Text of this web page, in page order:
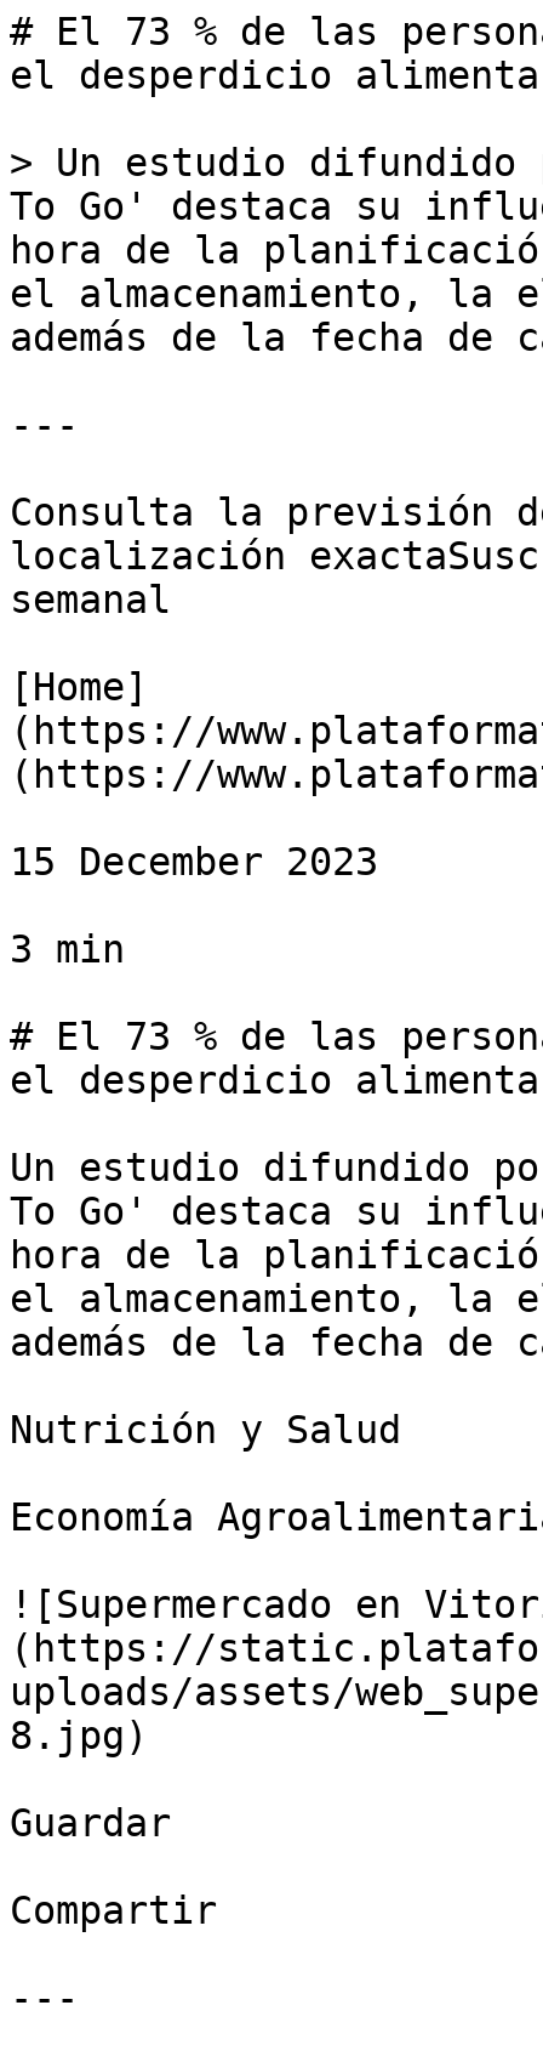
# El 73 % de las
el desperdicio
> Un estudio difundido
To Go' destaca su
hora de la
el almacenamiento, la
además de la fecha de
---
Consulta la previsión
localización
semanal
[Home]
(https://
(https://
15 December 2023
3 min
# El 73 % de las
el desperdicio
Un estudio difundido
To Go' destaca su
hora de la
el almacenamiento, la
además de la fecha de
Nutrición y Salud
Economía
![Supermercado en
(https://
uploads/assets/
8.jpg)
Guardar
Compartir
---